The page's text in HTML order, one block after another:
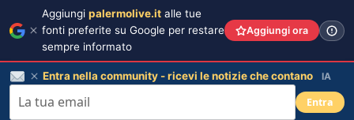
Aggiungi palermolive.it alle tue
fonti preferite su Google per restare
sempre informato
Aggiungi ora
Entra nella community - ricevi le notizie che contano IA
Entra